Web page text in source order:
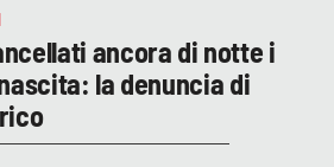
ancora di notte i
la denuncia di